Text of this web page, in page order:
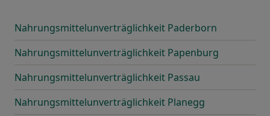
Nahrungsmittelunverträglichkeit Paderborn
Nahrungsmittelunverträglichkeit Papenburg
Nahrungsmittelunverträglichkeit Passau
Nahrungsmittelunverträglichkeit Planegg